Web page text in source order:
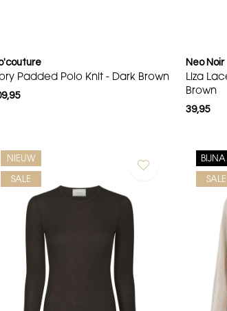
Padded Polo Knit - Dark Brown
Neo Noir
Liza
Brown
39,95
NIEUW
SALE
BIJNA
SALE